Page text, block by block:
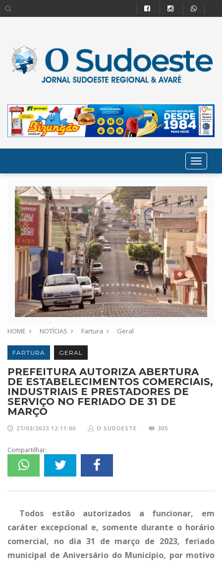
HOME NOTÍCIAS Fartura Geral
FARTURA GERAL
PREFEITURA AUTORIZA ABERTURA
DE ESTABELECIMENTOS COMERCIAIS,
INDUSTRIAIS E PRESTADORES DE
SERVIÇO NO FERIADO DE 31 DE
MARÇO
27/03/2023 12:11:00 O SUDOESTE 305
Compartilhar:
Todos estão autorizados a funcionar, em
caráter excepcional e, somente durante o horário
comercial, no dia 31 de março de 2023, feriado
municipal de Aniversário do Município, por motivo